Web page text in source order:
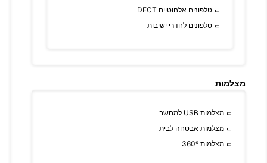
טלפונים אלחוטיים DECT
טלפונים לחדרי ישיבות
מצלמות
מצלמות USB למחשב
מצלמות אבטחה לבית
מצלמות 360º